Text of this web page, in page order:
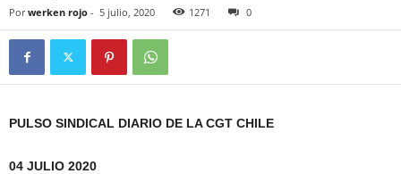
Por werken rojo - 5 julio, 2020 1271 0
PULSO SINDICAL DIARIO DE LA CGT CHILE
04 JULIO 2020